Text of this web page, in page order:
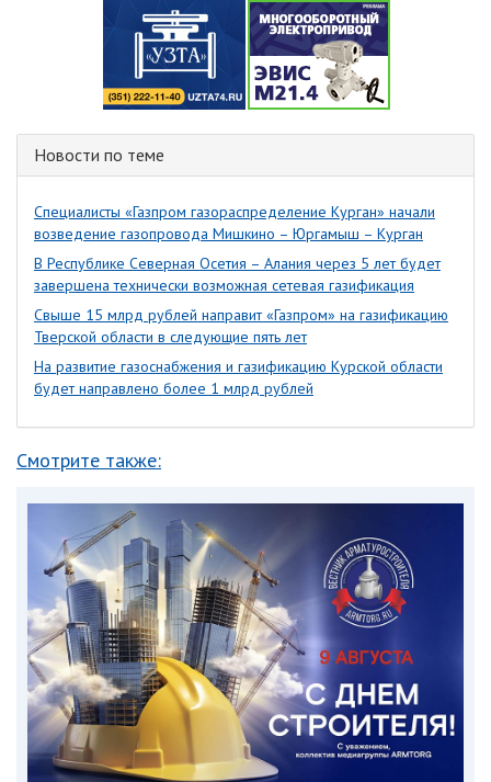
Новости по теме
Специалисты «Газпром газораспределение Курган» начали
возведение газопровода Мишкино – Юргамыш – Курган
В Республике Северная Осетия – Алания через 5 лет будет
завершена технически возможная сетевая газификация
Свыше 15 млрд рублей направит «Газпром» на газификацию
Тверской области в следующие пять лет
На развитие газоснабжения и газификацию Курской области
будет направлено более 1 млрд рублей
Смотрите также: